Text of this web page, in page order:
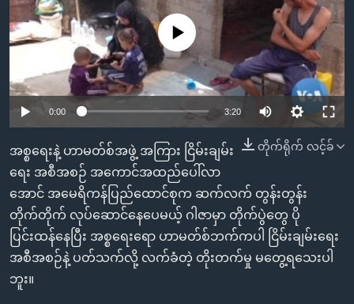
အ
ညွန်း
စာမျက်နှာ
ကျော်
ကြည့်
ရှာဖွေ
ရန်
နေရာ
သို့
ကျော်
ရန်
သုတပဒေသာ အင်္ဂလိပ်စာ
Learning English
ဗွီအိုအေ လူမှုကွန်ယက်များ
ဘာသာစကားများ
No media source currently available
0:00 3:20
တိုက်ရိုက် လင့်ခ်
အစ္စရေးနဲ့ ဟာမတ်စ်အဖွဲ့ အကြား ငြိမ်းချမ်း
ရေး အစီအစဉ် အကောင်အထည်ပေါ်လာ
အောင် အမေရိကန်ပြည်ထောင်စုက ဆက်လက် တွန်းတွန်း
တိုက်တိုက် လုပ်ဆောင်နေပေမယ့် ဂါဇာမှာ တိုက်ပွဲတွေ ပို
ပြင်းထန်နေပြီး အစ္စရေးရော ဟာမတ်စ်ဘက်ကပါ ငြိမ်းချမ်းရေး
အစီအစဉ်နဲ့ ပတ်သက်လို့ လက်ခံတဲ့ တိုးတက်မှု မတွေ့ရသေးပါ
ဘူး။